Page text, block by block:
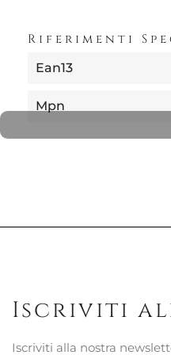
Riferimenti
Ean13
Mpn
Iscriviti
Iscriviti alla nostra